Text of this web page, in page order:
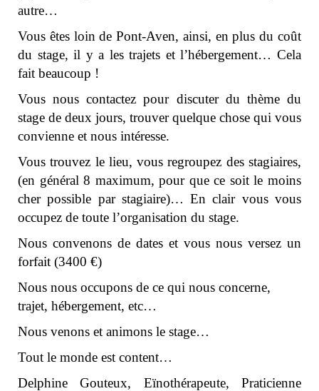
autre…
Vous êtes loin de Pont-Aven, ainsi, en plus du coût
du stage, il y a les trajets et l’hébergement… Cela
fait beaucoup !
Vous nous contactez pour discuter du thème du
stage de deux jours, trouver quelque chose qui vous
convienne et nous intéresse.
Vous trouvez le lieu, vous regroupez des stagiaires,
(en général 8 maximum, pour que ce soit le moins
cher possible par stagiaire)… En clair vous vous
occupez de toute l’organisation du stage.
Nous convenons de dates et vous nous versez un
forfait (3400 €)
Nous nous occupons de ce qui nous concerne,
trajet, hébergement, etc…
Nous venons et animons le stage…
Tout le monde est content…
Delphine Gouteux, Eïnothérapeute, Praticienne